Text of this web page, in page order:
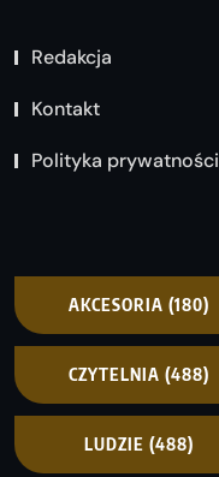
Redakcja
Kontakt
Polityka prywatności
AKCESORIA (180)
CZYTELNIA (488)
LUDZIE (488)